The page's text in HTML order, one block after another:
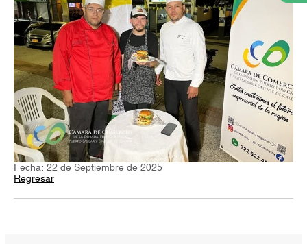
Fecha: 22 de Septiembre de 2025
Regresar